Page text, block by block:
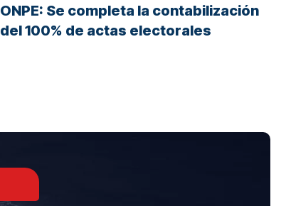
ONPE: Se completa la contabilización
del 100% de actas electorales